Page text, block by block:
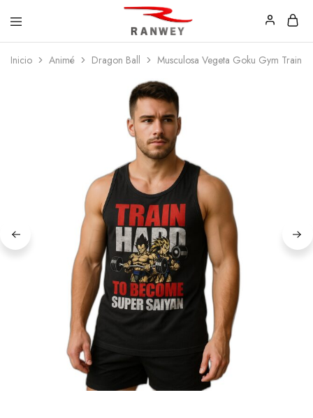
Ranwey
|
Tu
Estilo,
Inicio Animé Dragon Ball Musculosa Vegeta Goku Gym Train